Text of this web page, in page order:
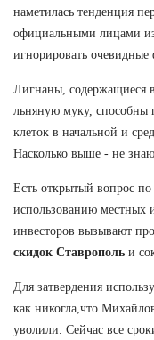
наметилась тенденция
официальными лицами
игнорировать очевидные
Лигнаны, содержащиеся
льняную муку, способны
клеток в начальной и
Насколько выше - не
Есть открытый вопрос
использованию местных
инвесторов вызывают
скидок Ставрополь и
Для затвердения
как никогла,что
уволили. Сейчас все